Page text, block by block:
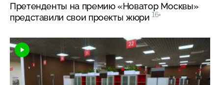
Претенденты на премию «Новатор Москвы»
представили свои проекты жюри 16+